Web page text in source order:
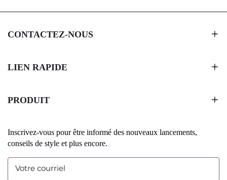
CONTACTEZ-NOUS
LIEN RAPIDE
PRODUIT
Inscrivez-vous pour être informé des nouveaux lancements,
conseils de style et plus encore.
Votre courriel